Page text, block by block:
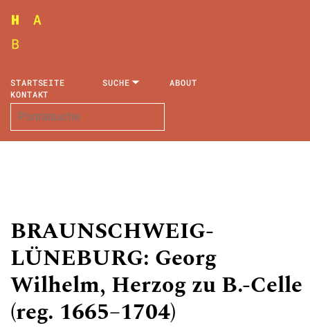
STARTSEITE SUCHE
ABOUT
KONTAKT
BRAUNSCHWEIG-
LÜNEBURG: Georg
Wilhelm, Herzog zu B.-Celle
(reg. 1665–1704)